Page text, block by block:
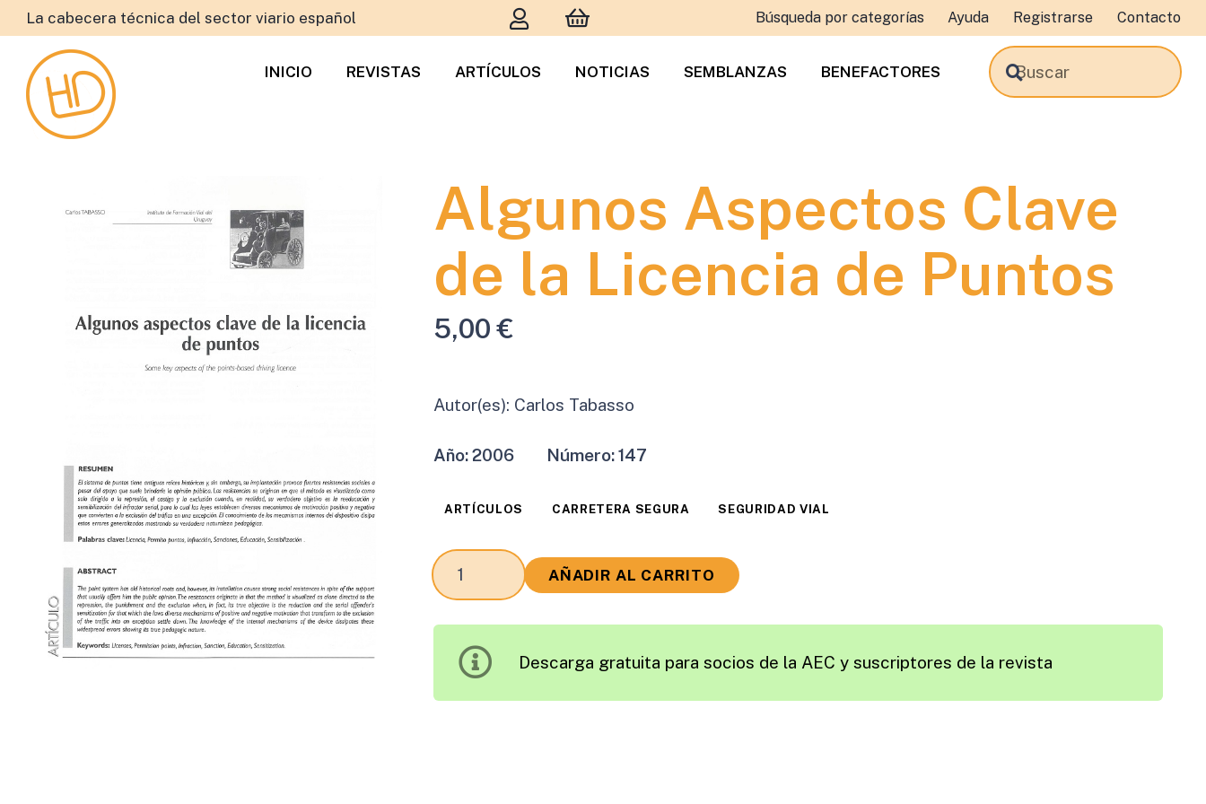
La cabecera técnica del sector viario español Búsqueda por categorías Ayuda Registrarse Contacto
INICIO REVISTAS ARTÍCULOS NOTICIAS SEMBLANZAS BENEFACTORES
Algunos Aspectos Clave
de la Licencia de Puntos
5,00€
Autor(es): Carlos Tabasso
Año:2006 Número:147
ARTÍCULOS CARRETERA SEGURA SEGURIDAD VIAL
Algunos
Aspectos
AÑADIR AL CARRITO
Descarga gratuita para socios de la AEC y suscriptores de la revista